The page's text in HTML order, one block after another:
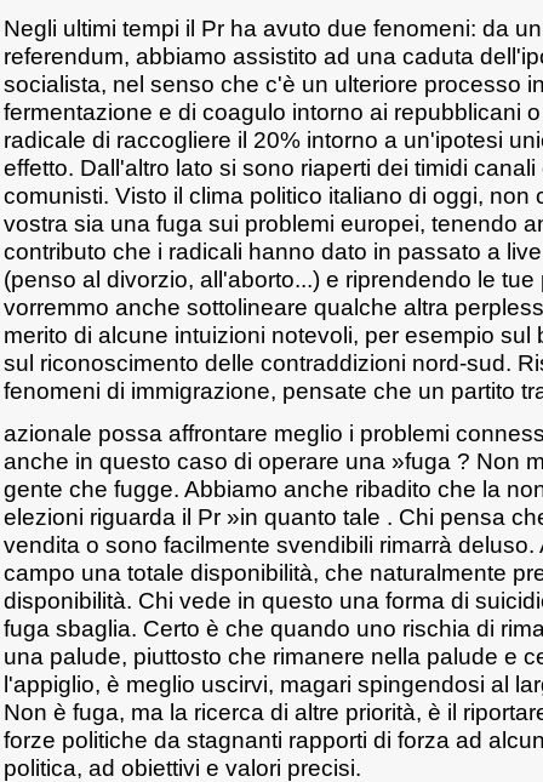
Negli ultimi tempi il Pr ha avuto due fenomeni: da
referendum, abbiamo assistito ad una caduta
socialista, nel senso che c'è un ulteriore processo
fermentazione e di coagulo intorno ai repubblicani
radicale di raccogliere il 20% intorno a un'ipotesi
effetto. Dall'altro lato si sono riaperti dei timidi
comunisti. Visto il clima politico italiano di oggi, non
vostra sia una fuga sui problemi europei, tenendo
contributo che i radicali hanno dato in passato a
(penso al divorzio, all'aborto...) e riprendendo le
vorremmo anche sottolineare qualche altra
merito di alcune intuizioni notevoli, per esempio sul
sul riconoscimento delle contraddizioni nord-sud.
fenomeni di immigrazione, pensate che un partito
azionale possa affrontare meglio i problemi
anche in questo caso di operare una »fuga ? Non
gente che fugge. Abbiamo anche ribadito che la
elezioni riguarda il Pr »in quanto tale . Chi pensa
vendita o sono facilmente svendibili rimarrà
campo una totale disponibilità, che naturalmente
disponibilità. Chi vede in questo una forma di
fuga sbaglia. Certo è che quando uno rischia di
una palude, piuttosto che rimanere nella palude e
l'appiglio, è meglio uscirvi, magari spingendosi al
Non è fuga, ma la ricerca di altre priorità, è il
forze politiche da stagnanti rapporti di forza ad
politica, ad obiettivi e valori precisi.